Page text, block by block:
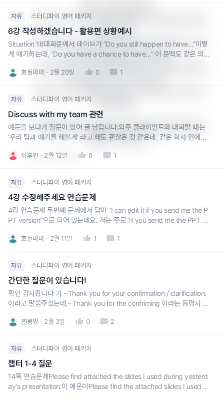
- I’m sorry for the delayed reply. I’ve been so busy
these days.
- Excuse me for taking so long to get back to you.
I’ve been swamped with work.
- I apologize for the late response. Things have be
en really hectic on my end.
위 표현들 중에서 상황에 맞게 선택하시면 자연스럽게
사용할 수 있습니다.
0 답글 쓰기
자유 스터디파이 영어 패키지
6강 작성하겠습니다 - 활용편 상황예시
Situation 16대화문에서 데이브가 “Do you still happen to have…”이렇
게 얘기하는데, ”Do you have a chance to have…” 이 문맥도 같은 의미
호돌마마 2월 20일 0 1
자유 스터디파이 영어 패키지
Discuss with my team 관련
예문을 보다가 질문이 있어 글 남깁니다.외주 클라이언트와 대화할 때는
'우리 팀과 얘기를 해볼게' 라고 해도 괜찮은 것 같은데, 같은 회사 안에서
되는 걸까요? 너무 선 긋는 뉘앙스가 날 수도 있겠다고 걱정이 되어 늘 고
유후인 2월 12일 0 1
자유 스터디파이 영어 패키지
4강 수정해주세요 연습문제
4강 연습문제 두번째 문제에서 답이 “I can edit it if you send me the P
PT version”으로 되어 있는데요. 저는 주로 ‘If you send me the PPT ve
오는게 더 자연스러운건가요??
호돌마마 2월 11일 1 1
자유 스터디파이 영어 패키지
간단한 질문이 있습니다!
확인 감사합니다 가 - Thank you for your confirmation / clarification.
이라고 말씀주셨는데,- Thank you for the confriming 이라는 동명사 와
합니다!찐룽찡 2월 3일 0 2
자유 스터디파이 영어 패키지
챕터 1-4 질문
14쪽 연습문제Please find attached the slides I used during yesterd
ay's presentation.이 예문이Please find the attached slides I used d